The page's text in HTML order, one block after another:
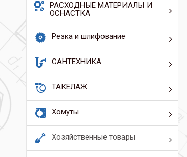
РАСХОДНЫЕ МАТЕРИАЛЫ И
ОСНАСТКА
Резка и шлифование
САНТЕХНИКА
ТАКЕЛАЖ
Хомуты
Хозяйственные товары